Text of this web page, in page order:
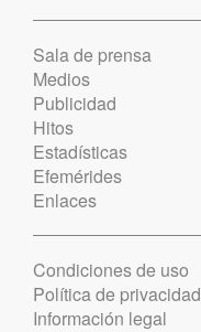
Sala de prensa
Medios
Publicidad
Hitos
Estadísticas
Efemérides
Enlaces
Condiciones de uso
Política de privacidad
Información legal